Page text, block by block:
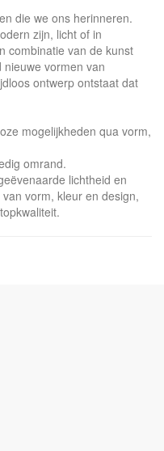
die we ons herinneren.
zijn, licht of in
combinatie van de kunst
vormen van
ontwerp ontstaat dat
mogelijkheden qua vorm,
omrand.
lichtheid en
vorm, kleur en design,